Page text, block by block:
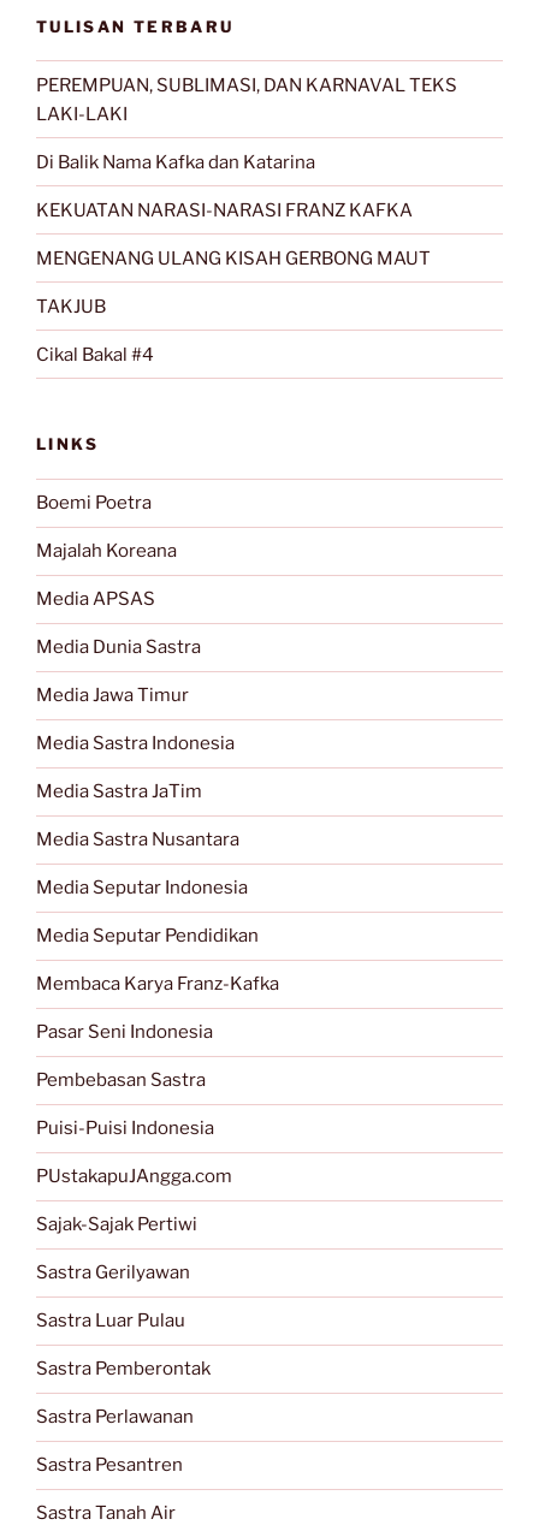
TULISAN TERBARU
PEREMPUAN, SUBLIMASI, DAN KARNAVAL TEKS
LAKI-LAKI
Di Balik Nama Kafka dan Katarina
KEKUATAN NARASI-NARASI FRANZ KAFKA
MENGENANG ULANG KISAH GERBONG MAUT
TAKJUB
Cikal Bakal #4
LINKS
Boemi Poetra
Majalah Koreana
Media APSAS
Media Dunia Sastra
Media Jawa Timur
Media Sastra Indonesia
Media Sastra JaTim
Media Sastra Nusantara
Media Seputar Indonesia
Media Seputar Pendidikan
Membaca Karya Franz-Kafka
Pasar Seni Indonesia
Pembebasan Sastra
Puisi-Puisi Indonesia
PUstakapuJAngga.com
Sajak-Sajak Pertiwi
Sastra Gerilyawan
Sastra Luar Pulau
Sastra Pemberontak
Sastra Perlawanan
Sastra Pesantren
Sastra Tanah Air